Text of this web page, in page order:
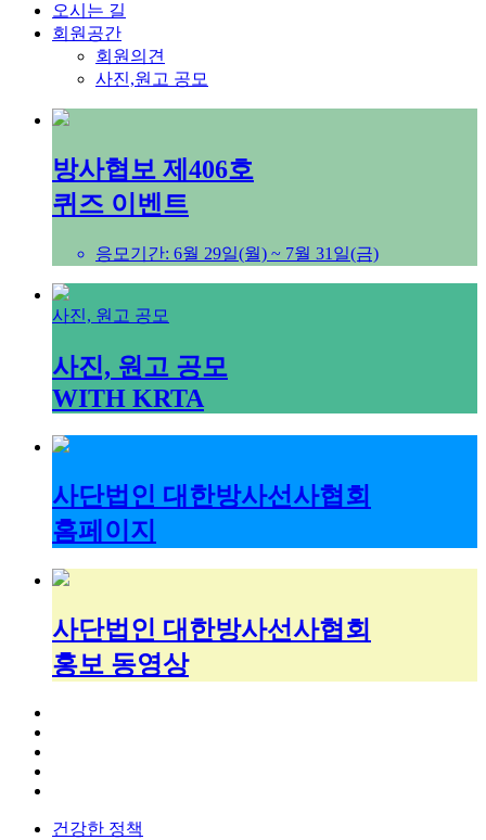
오시는 길
회원공간
회원의견
사진,원고 공모
방사협보 제406호
퀴즈 이벤트
응모기간: 6월 29일(월) ~ 7월 31일(금)
사진, 원고 공모
사진, 원고 공모
WITH KRTA
사단법인 대한방사선사협회
홈페이지
사단법인 대한방사선사협회
홍보 동영상
건강한 정책